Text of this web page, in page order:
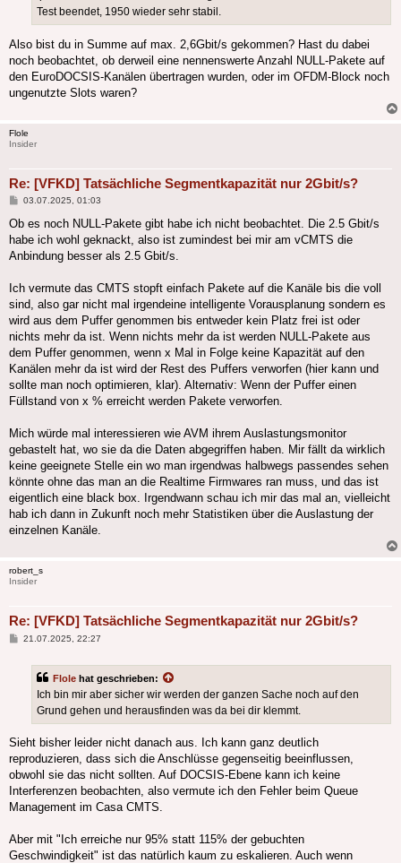
Test beendet, 1950 wieder sehr stabil.
Also bist du in Summe auf max. 2,6Gbit/s gekommen? Hast du dabei
noch beobachtet, ob derweil eine nennenswerte Anzahl NULL-Pakete auf
den EuroDOCSIS-Kanälen übertragen wurden, oder im OFDM-Block noch
ungenutzte Slots waren?
Flole
Insider
Re: [VFKD] Tatsächliche Segmentkapazität nur 2Gbit/s?
Beitrag
03.07.2025, 01:03
Ob es noch NULL-Pakete gibt habe ich nicht beobachtet. Die 2.5 Gbit/s
habe ich wohl geknackt, also ist zumindest bei mir am vCMTS die
Anbindung besser als 2.5 Gbit/s.
Ich vermute das CMTS stopft einfach Pakete auf die Kanäle bis die voll
sind, also gar nicht mal irgendeine intelligente Vorausplanung sondern es
wird aus dem Puffer genommen bis entweder kein Platz frei ist oder
nichts mehr da ist. Wenn nichts mehr da ist werden NULL-Pakete aus
dem Puffer genommen, wenn x Mal in Folge keine Kapazität auf den
Kanälen mehr da ist wird der Rest des Puffers verworfen (hier kann und
sollte man noch optimieren, klar). Alternativ: Wenn der Puffer einen
Füllstand von x % erreicht werden Pakete verworfen.
Mich würde mal interessieren wie AVM ihrem Auslastungsmonitor
gebastelt hat, wo sie da die Daten abgegriffen haben. Mir fällt da wirklich
keine geeignete Stelle ein wo man irgendwas halbwegs passendes sehen
könnte ohne das man an die Realtime Firmwares ran muss, und das ist
eigentlich eine black box. Irgendwann schau ich mir das mal an, vielleicht
hab ich dann in Zukunft noch mehr Statistiken über die Auslastung der
einzelnen Kanäle.
robert_s
Insider
Re: [VFKD] Tatsächliche Segmentkapazität nur 2Gbit/s?
Beitrag
21.07.2025, 22:27
Flole hat geschrieben:
Ich bin mir aber sicher wir werden der ganzen Sache noch auf den
Grund gehen und herausfinden was da bei dir klemmt.
Sieht bisher leider nicht danach aus. Ich kann ganz deutlich
reproduzieren, dass sich die Anschlüsse gegenseitig beeinflussen,
obwohl sie das nicht sollten. Auf DOCSIS-Ebene kann ich keine
Interferenzen beobachten, also vermute ich den Fehler beim Queue
Management im Casa CMTS.
Aber mit "Ich erreiche nur 95% statt 115% der gebuchten
Geschwindigkeit" ist das natürlich kaum zu eskalieren. Auch wenn